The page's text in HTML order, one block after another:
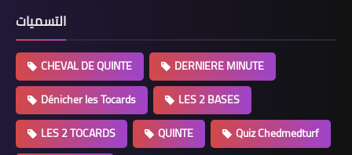
التسميات
CHEVAL DE QUINTE
DERNIERE MINUTE
Dénicher les Tocards
LES 2 BASES
LES 2 TOCARDS
QUINTE
Quiz Chedmedturf